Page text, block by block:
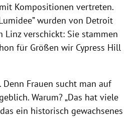
Kompositionen vertreten.
wurden von Detroit
Linz verschickt: Sie stammen
für Größen wir Cypress Hill
Denn Frauen sucht man auf
Warum? „Das hat viele
ein historisch gewachsenes